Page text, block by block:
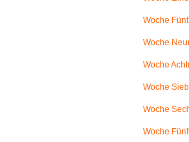
Woche
Woche
Woche
Woche
Woche
Woche